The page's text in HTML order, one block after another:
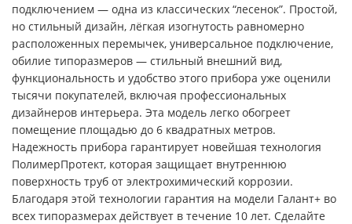
подключением — одна из классических “лесенок”. Простой,
но стильный дизайн, лёгкая изогнутость равномерно
расположенных перемычек, универсальное подключение,
обилие типоразмеров — стильный внешний вид,
функциональность и удобство этого прибора уже оценили
тысячи покупателей, включая профессиональных
дизайнеров интерьера. Эта модель легко обогреет
помещение площадью до 6 квадратных метров.
Надежность прибора гарантирует новейшая технология
ПолимерПротект, которая защищает внутреннюю
поверхность труб от электрохимический коррозии.
Благодаря этой технологии гарантия на модели Галант+ во
всех типоразмерах действует в течение 10 лет. Сделайте